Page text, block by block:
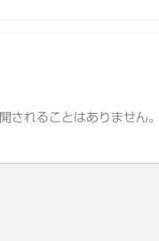
されることはありません。